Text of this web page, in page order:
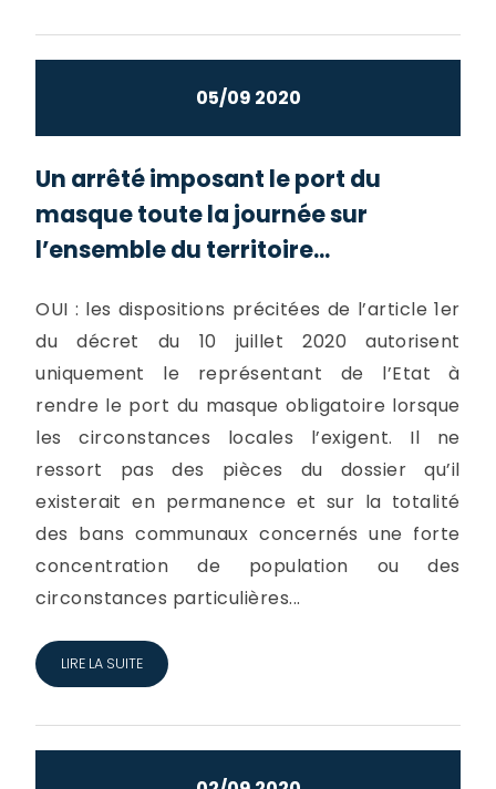
05/09 2020
Un arrêté imposant le port du
masque toute la journée sur
l’ensemble du territoire...
OUI : les dispositions précitées de l’article 1er
du décret du 10 juillet 2020 autorisent
uniquement le représentant de l’Etat à
rendre le port du masque obligatoire lorsque
les circonstances locales l’exigent. Il ne
ressort pas des pièces du dossier qu’il
existerait en permanence et sur la totalité
des bans communaux concernés une forte
concentration de population ou des
circonstances particulières...
LIRE LA SUITE